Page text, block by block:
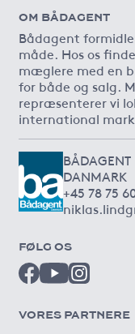
OM BÅDAGENT
Bådagent
måde. Hos os
mæglere med en
for både og salg.
repræsenterer vi
international
BÅDAGENT
DANMARK
+45 78 75
FØLG OS
VORES PARTNERE